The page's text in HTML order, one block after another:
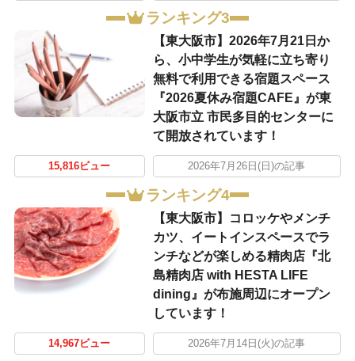
ランキング3
【東大阪市】2026年7月21日か
ら、小中学生が気軽に立ち寄り
無料で利用できる宿題スペース
『2026夏休み宿題CAFE』が東
大阪市立 市民多目的センターに
て開放されています！
15,816ビュー 2026年7月26日(日)の記事
ランキング4
【東大阪市】コロッケやメンチ
カツ、イートインスペースでラ
ンチなどが楽しめる精肉店『北
島精肉店 with HESTA LIFE
dining』が布施周辺にオープン
しています！
14,967ビュー 2026年7月14日(火)の記事